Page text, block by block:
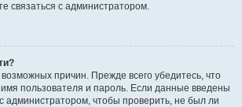
связаться с администратором.
причин. Прежде всего убедитесь, что
пользователя и пароль. Если данные введены
администратором, чтобы проверить, не был ли